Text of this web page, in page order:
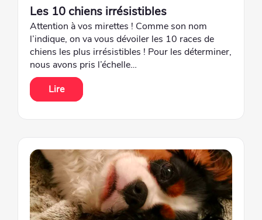
Les 10 chiens irrésistibles
Attention à vos mirettes ! Comme son nom
l’indique, on va vous dévoiler les 10 races de
chiens les plus irrésistibles ! Pour les déterminer,
nous avons pris l’échelle…
Lire